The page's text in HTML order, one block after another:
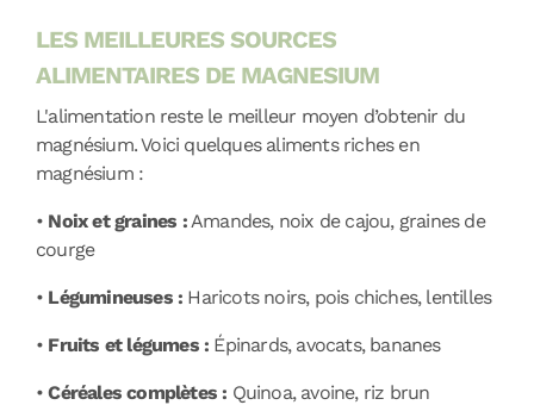
LES MEILLEURES SOURCES
ALIMENTAIRES DE MAGNESIUM
L'alimentation reste le meilleur moyen d’obtenir du
magnésium. Voici quelques aliments riches en
magnésium :
• Noix et graines :Amandes, noix de cajou, graines de
courge
• Légumineuses : Haricots noirs, pois chiches, lentilles
• Fruits et légumes : Épinards, avocats, bananes
• Céréales complètes : Quinoa, avoine, riz brun